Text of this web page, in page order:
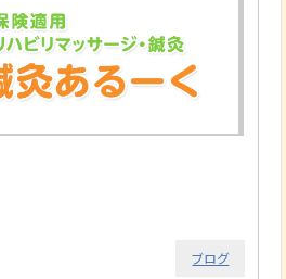
ブログ